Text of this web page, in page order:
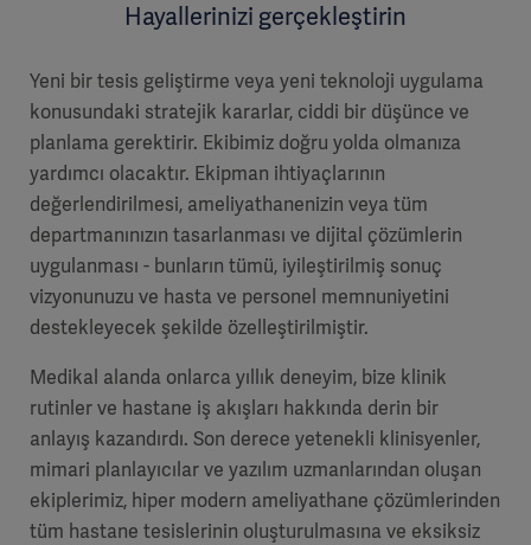
Hayallerinizi gerçekleştirin
Yeni bir tesis geliştirme veya yeni teknoloji uygulama
konusundaki stratejik kararlar, ciddi bir düşünce ve
planlama gerektirir. Ekibimiz doğru yolda olmanıza
yardımcı olacaktır. Ekipman ihtiyaçlarının
değerlendirilmesi, ameliyathanenizin veya tüm
departmanınızın tasarlanması ve dijital çözümlerin
uygulanması - bunların tümü, iyileştirilmiş sonuç
vizyonunuzu ve hasta ve personel memnuniyetini
destekleyecek şekilde özelleştirilmiştir.
Medikal alanda onlarca yıllık deneyim, bize klinik
rutinler ve hastane iş akışları hakkında derin bir
anlayış kazandırdı. Son derece yetenekli klinisyenler,
mimari planlayıcılar ve yazılım uzmanlarından oluşan
ekiplerimiz, hiper modern ameliyathane çözümlerinden
tüm hastane tesislerinin oluşturulmasına ve eksiksiz